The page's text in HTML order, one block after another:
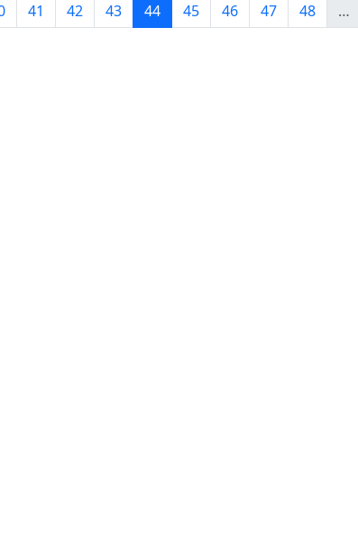
страница
Страница
41 Страница
42 Страница
43 Текущая страница
44 Страница
45 Страница
46 Страница
47 Страница
48 …